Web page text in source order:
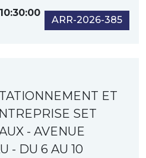
ARR-2026-385
ET
SET
- AVENUE
- DU 6 AU 10